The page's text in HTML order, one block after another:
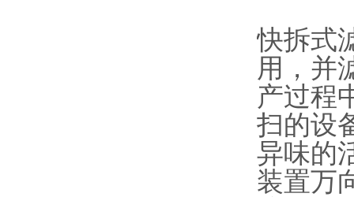
快拆式
用，并
产过程
扫的设
异味的
装置万